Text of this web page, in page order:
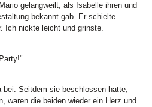
gelangweilt, als Isabelle ihren und
bekannt gab. Er schielte
Ich nickte leicht und grinste.
Seitdem sie beschlossen hatte,
waren die beiden wieder ein Herz und